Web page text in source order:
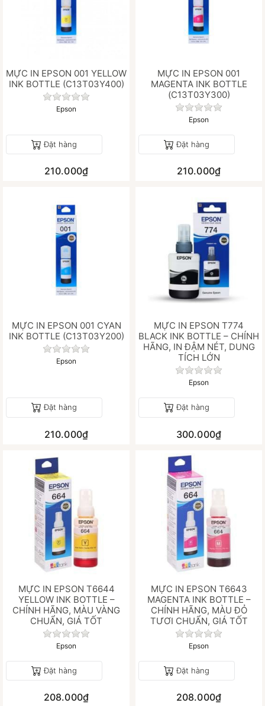
MỰC IN EPSON 001 YELLOW
INK BOTTLE (C13T03Y400)
Chưa có đánh giá nào cho sản phẩm này.
Epson
Đặt hàng
210.000₫
MỰC IN EPSON 001
MAGENTA INK BOTTLE
(C13T03Y300)
Chưa có đánh
Epson
Đặt hàng
210.000₫
MỰC IN EPSON 001 CYAN
INK BOTTLE (C13T03Y200)
Chưa có đánh giá nào cho sản phẩm này.
Epson
Đặt hàng
210.000₫
MỰC IN EPSON T774
BLACK INK BOTTLE – CHÍNH
HÃNG, IN ĐẬM NÉT, DUNG
TÍCH LỚN
Chưa có đánh
Epson
Đặt hàng
300.000₫
MỰC IN EPSON T6644
YELLOW INK BOTTLE –
CHÍNH HÃNG, MÀU VÀNG
CHUẨN, GIÁ TỐT
Chưa có đánh giá nào cho sản phẩm này.
Epson
Đặt hàng
208.000₫
MỰC IN EPSON T6643
MAGENTA INK BOTTLE –
CHÍNH HÃNG, MÀU ĐỎ
TƯƠI CHUẨN, GIÁ TỐT
Chưa có đánh
Epson
Đặt hàng
208.000₫